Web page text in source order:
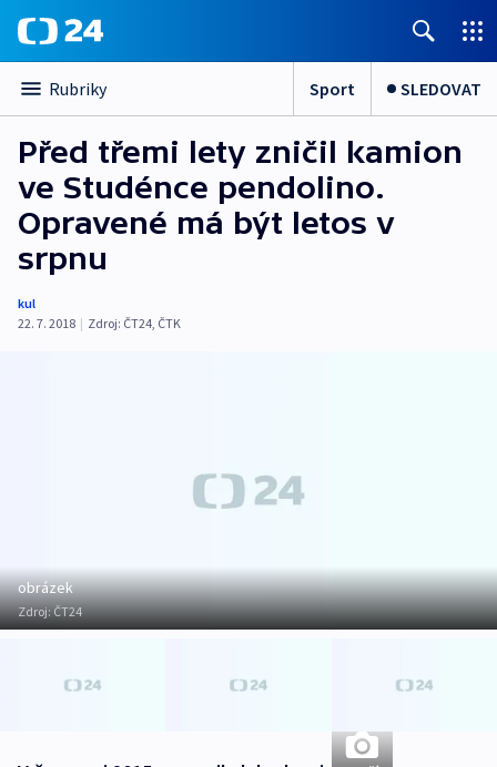
Rubriky Sport SLEDOVAT
Před třemi lety zničil kamion
ve Studénce pendolino.
Opravené má být letos v
srpnu
kul
22. 7. 2018 | Zdroj: ČT24, ČTK
obrázek
Zdroj:ČT24